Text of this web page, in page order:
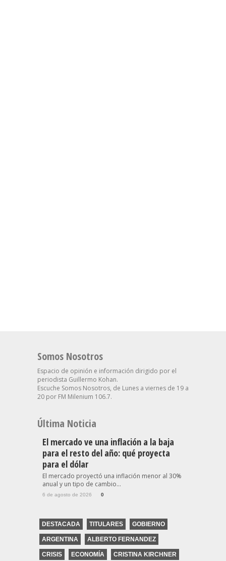
Somos Nosotros
Espacio de opinión e información dirigido por el
periodista Guillermo Kohan.
Escuche Somos Nosotros, de Lunes a viernes de 19 a
20 por FM Milenium 106.7.
Última Noticia
El mercado ve una inflación a la baja
para el resto del año: qué proyecta
para el dólar
El mercado proyectó una inflación menor al 30%
anual y un tipo de cambio...
6 de agosto de 2026 0
DESTACADA TITULARES GOBIERNO
ARGENTINA ALBERTO FERNANDEZ
CRISIS ECONOMÍA CRISTINA KIRCHNER